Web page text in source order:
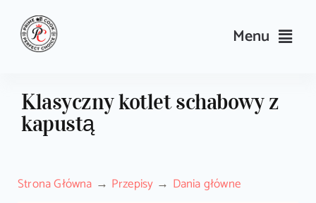
content
Menu
Wyposażenie
Klasyczny kotlet schabowy z
kapustą
Strona Główna Przepisy Dania główne